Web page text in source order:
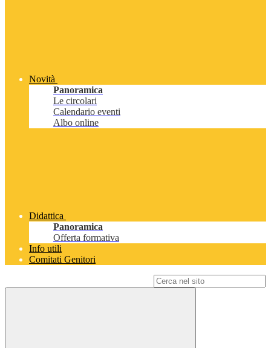
Novità
Panoramica
Le circolari
Calendario eventi
Albo online
Didattica
Panoramica
Offerta formativa
Info utili
Comitati Genitori